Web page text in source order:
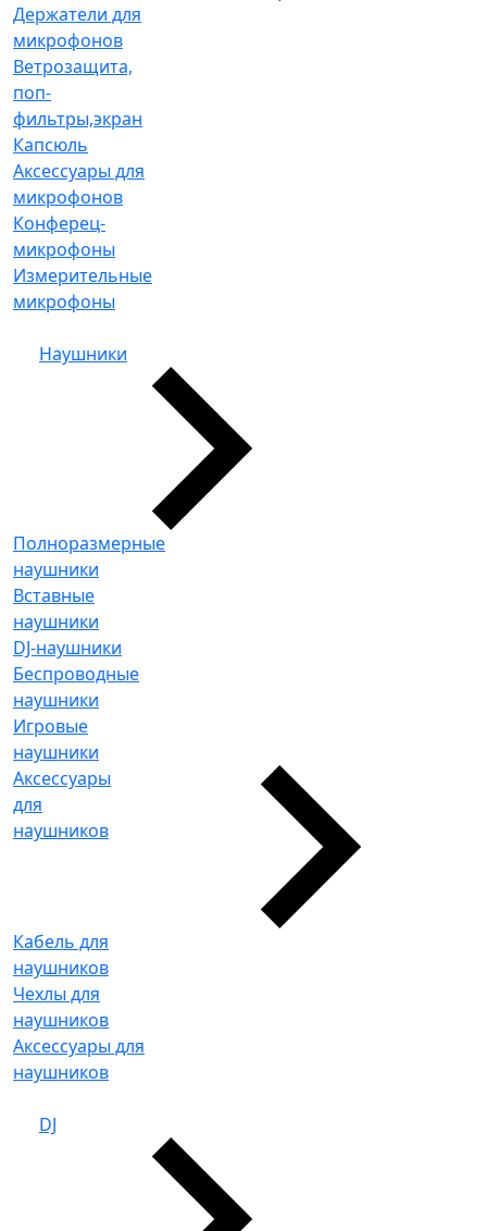
Держатели для
микрофонов
Ветрозащита,
поп-
фильтры,экран
Капсюль
Аксессуары для
микрофонов
Конферец-
микрофоны
Измерительные
микрофоны
Наушники
Полноразмерные
наушники
Вставные
наушники
DJ-наушники
Беспроводные
наушники
Игровые
наушники
Аксессуары
для
наушников
Кабель для
наушников
Чехлы для
наушников
Аксессуары для
наушников
DJ